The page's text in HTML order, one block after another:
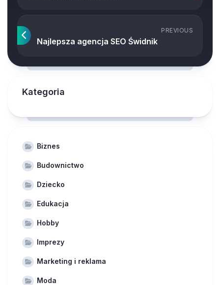
PREVIOUS
Najlepsza agencja SEO Świdnik
Kategoria
Biznes
Budownictwo
Dziecko
Edukacja
Hobby
Imprezy
Marketing i reklama
Moda